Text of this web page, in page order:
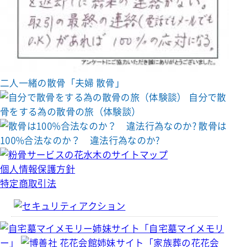
二人一緒の散骨「夫婦 散骨」
自分で散
骨をする為の散骨の旅（体験談）
散骨は
100%合法なのか？ 違法行為なのか?
個人情報保護方針
特定商取引法
姉妹サイト「自宅墓マイメモリ
ー」
姉妹サイト「家族葬の花花会